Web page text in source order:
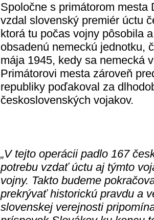
Spoločne s primátorom mesta
vzdal slovenský premiér úctu
ktorá tu počas vojny pôsobila
obsadenú nemeckú jednotku,
mája 1945, kedy sa nemecká
Primátorovi mesta zároveň
republiky poďakoval za
československých vojakov.
„V tejto operácii padlo 167
potrebu vzdať úctu aj týmto
vojny. Takto budeme
prekrývať historickú pravdu a
slovenskej verejnosti